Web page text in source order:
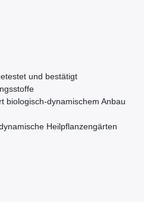
und bestätigt
biologisch-dynamischem Anbau
Heilpflanzengärten